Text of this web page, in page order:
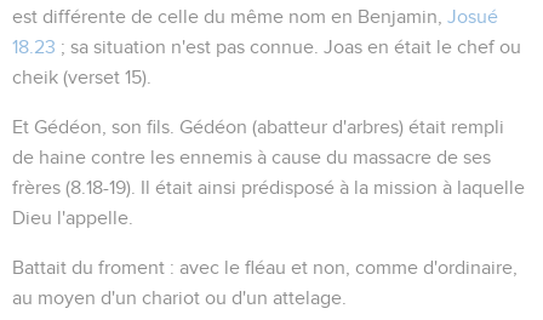
est différente de celle du même nom en Benjamin, Josué
18.23 ; sa situation n'est pas connue. Joas en était le chef ou
cheik (verset 15).
Et Gédéon, son fils . Gédéon (abatteur d'arbres) était rempli
de haine contre les ennemis à cause du massacre de ses
frères (8.18-19). Il était ainsi prédisposé à la mission à laquelle
Dieu l'appelle.
Battait du froment : avec le fléau et non, comme d'ordinaire,
au moyen d'un chariot ou d'un attelage.